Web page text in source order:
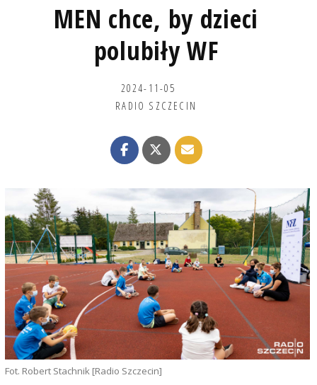
MEN chce, by dzieci
polubiły WF
2024-11-05
RADIO SZCZECIN
Fot. Robert Stachnik [Radio Szczecin]